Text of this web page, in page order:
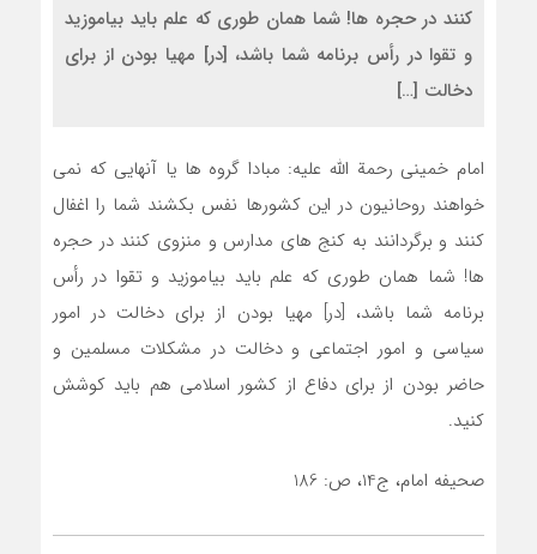
كنند در حجره ‏ها! شما همان طورى كه علم بايد بياموزيد
و تقوا در رأس برنامه شما باشد، [در] مهيا بودن از براى
دخالت […]
امام خمینی رحمة الله علیه: مبادا گروه ها يا آنهايى كه نمى‏
خواهند روحانيون در اين كشورها نفس بكشند شما را اغفال
كنند و برگردانند به كنج هاى مدارس و منزوى كنند در حجره
‏ها! شما همان طورى كه علم بايد بياموزيد و تقوا در رأس
برنامه شما باشد، [در] مهيا بودن از براى دخالت در امور
سياسى و امور اجتماعى و دخالت در مشكلات مسلمين و
حاضر بودن از براى دفاع از كشور اسلامى هم بايد كوشش
كنيد.
صحيفه امام، ج‏14، ص: 186